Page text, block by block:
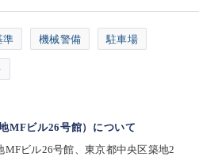
準 機械警備 駐車場
MFビル26号館）について
MFビル26号館、東京都中央区築地2